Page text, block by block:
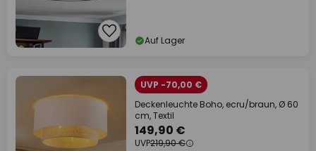
Auf Lager
UVP -70,00 €
Deckenleuchte Boho, ecru/braun, Ø 60
cm, Textil
149,90 €
UVP219,90 €